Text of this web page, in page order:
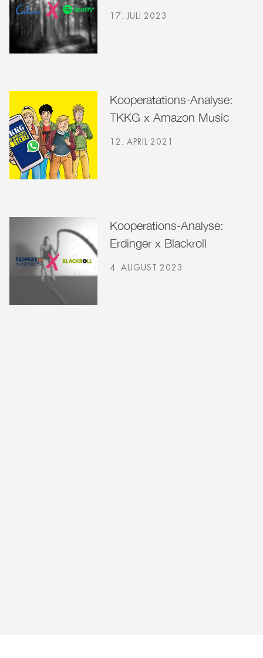
17. JULI 2023
Kooperatations-Analyse:
TKKG x Amazon Music
12. APRIL 2021
Kooperations-Analyse:
Erdinger x Blackroll
4. AUGUST 2023